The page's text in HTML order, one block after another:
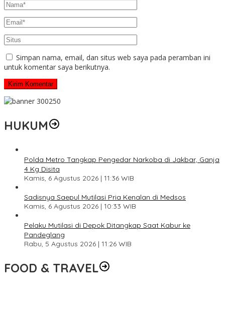
Simpan nama, email, dan situs web saya pada peramban ini
untuk komentar saya berikutnya.
HUKUM
Polda Metro Tangkap Pengedar Narkoba di Jakbar, Ganja
4 Kg Disita
Kamis, 6 Agustus 2026 | 11:36 WIB
Sadisnya Saepul Mutilasi Pria Kenalan di Medsos
Kamis, 6 Agustus 2026 | 10:33 WIB
Pelaku Mutilasi di Depok Ditangkap Saat Kabur ke
Pandeglang
Rabu, 5 Agustus 2026 | 11:26 WIB
FOOD & TRAVEL